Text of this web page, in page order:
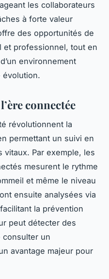
les collaborateurs
à forte valeur
des opportunités de
et professionnel, tout en
environnement
évolution.
connectée
révolutionnent la
permettant un suivi en
vitaux. Par exemple, les
mesurent le rythme
et même le niveau
ensuite analysées via
la prévention
peut détecter des
consulter un
avantage majeur pour